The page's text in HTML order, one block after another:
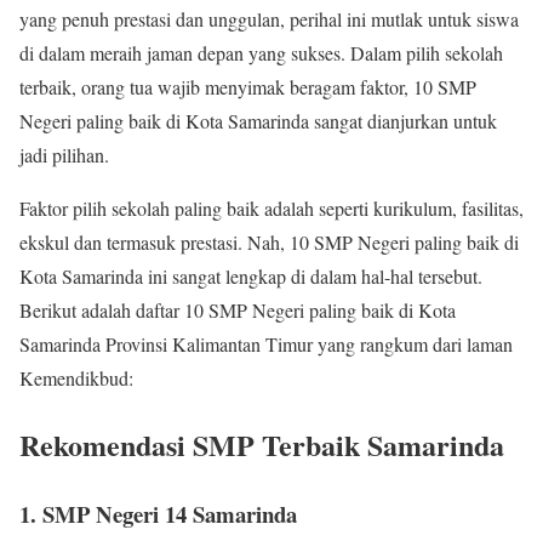
yang penuh prestasi dan unggulan, perihal ini mutlak untuk siswa
di dalam meraih jaman depan yang sukses. Dalam pilih sekolah
terbaik, orang tua wajib menyimak beragam faktor, 10 SMP
Negeri paling baik di Kota Samarinda sangat dianjurkan untuk
jadi pilihan.
Faktor pilih sekolah paling baik adalah seperti kurikulum, fasilitas,
ekskul dan termasuk prestasi. Nah, 10 SMP Negeri paling baik di
Kota Samarinda ini sangat lengkap di dalam hal-hal tersebut.
Berikut adalah daftar 10 SMP Negeri paling baik di Kota
Samarinda Provinsi Kalimantan Timur yang rangkum dari laman
Kemendikbud:
Rekomendasi SMP Terbaik Samarinda
1. SMP Negeri 14 Samarinda